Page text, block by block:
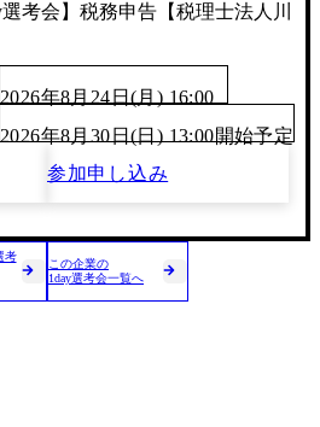
考会】税務申告【税理士法人川
2026年8月24日(月) 16:00
2026年8月30日(日) 13:00開始予定
参加申し込み
考
この企業の
1day選考会一覧へ